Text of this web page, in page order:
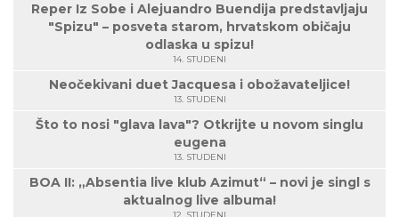
Reper Iz Sobe i Alejuandro Buendija predstavljaju
"Spizu" – posveta starom, hrvatskom običaju
odlaska u spizu!
14. STUDENI
Neočekivani duet Jacquesa i obožavateljice!
13. STUDENI
Što to nosi "glava lava"? Otkrijte u novom singlu
eugena
13. STUDENI
BOA II: „Absentia live klub Azimut“ – novi je singl s
aktualnog live albuma!